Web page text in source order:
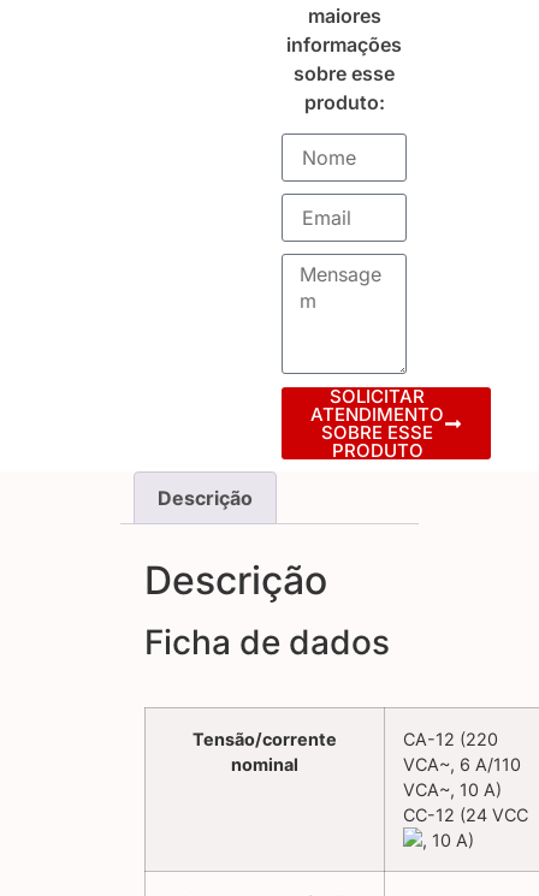
maiores
informações
sobre esse
produto:
SOLICITAR
ATENDIMENTO
SOBRE ESSE
PRODUTO
Descrição
Descrição
Ficha de dados
Tensão/corrente
nominal
CA-12 (220
VCA~, 6 A/110
VCA~, 10 A)
CC-12 (24 VCC
, 10 A)